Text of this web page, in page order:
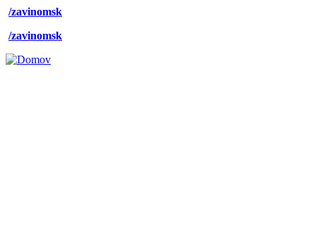
/zavinomsk
/zavinomsk